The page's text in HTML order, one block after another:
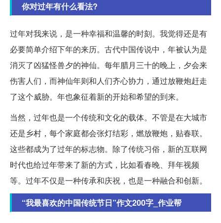
你对过年有什么看法?
过年对我来说，是一种幸福和温馨的时刻。我觉得还是有
必要简单介绍下年的来历。古代中国传说中，年被认为是
消灭了凶猛怪兽夕的神仙。每年腊月三十的晚上，夕会来
伤害人们，而神仙年则和人们齐心协力，通过放鞭炮赶走
了这个威胁。年也象征着新的开始和希望的到来。
当然，过年也是一个传统和文化的载体。不管是在大城市
还是乡村，每个家庭都会张灯结彩，燃放鞭炮，贴春联。
这些都成为了过年的标志物。除了传统习俗，新的互联网
时代也给过年带来了新的方式，比如看春晚、拜年视频
等。过年不仅是一种传承和庆祝，也是一种融合和创新。
“我最喜欢的中国传统节日”作文200字_作业帮